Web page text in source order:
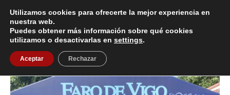
Inicio Etiquetas Minimelis
Etiqueta: Minimelis
Utilizamos cookies para ofrecerte la mejor experiencia en
nuestra web.
Puedes obtener más información sobre qué cookies
utilizamos o desactivarlas en settings.
Aceptar Rechazar